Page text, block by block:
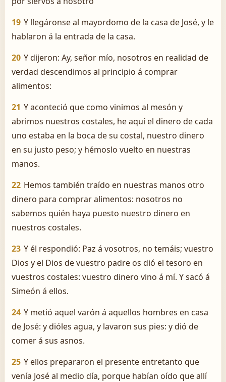
19 Y llegáronse al mayordomo de la casa de José, y le
hablaron á la entrada de la casa.
20 Y dijeron: Ay, señor mío, nosotros en realidad de
verdad descendimos al principio á comprar
alimentos:
21 Y aconteció que como vinimos al mesón y
abrimos nuestros costales, he aquí el dinero de cada
uno estaba en la boca de su costal, nuestro dinero
en su justo peso; y hémoslo vuelto en nuestras
manos.
22 Hemos también traído en nuestras manos otro
dinero para comprar alimentos: nosotros no
sabemos quién haya puesto nuestro dinero en
nuestros costales.
23 Y él respondió: Paz á vosotros, no temáis; vuestro
Dios y el Dios de vuestro padre os dió el tesoro en
vuestros costales: vuestro dinero vino á mí. Y sacó á
Simeón á ellos.
24 Y metió aquel varón á aquellos hombres en casa
de José: y dióles agua, y lavaron sus pies: y dió de
comer á sus asnos.
25 Y ellos prepararon el presente entretanto que
venía José al medio día, porque habían oído que allí